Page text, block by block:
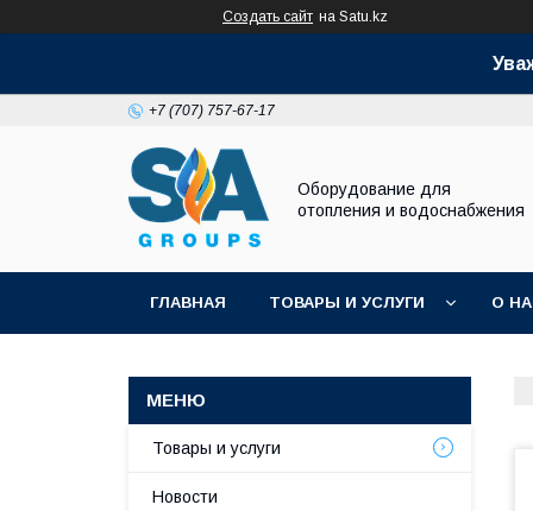
Создать сайт на Satu.kz
+7 (707) 757-67-17
Оборудование для
отопления и водоснабжения
ГЛАВНАЯ ТОВАРЫ И УСЛУГИ О
Товары и услуги
Новости